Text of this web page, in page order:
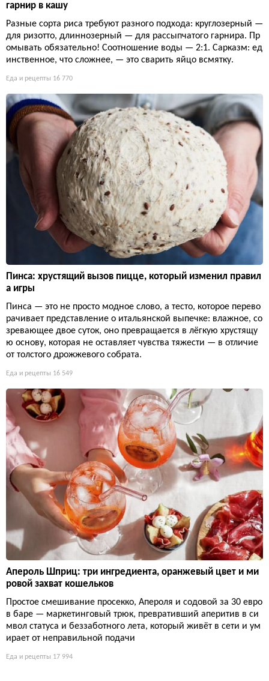
гарнир в кашу
Разные сорта риса требуют разного подхода: круглозерный —
для ризотто, длиннозерный — для рассыпчатого гарнира. Пр
омывать обязательно! Соотношение воды — 2:1. Сарказм: ед
инственное, что сложнее, — это сварить яйцо всмятку.
Еда и рецепты 16 770
Пинса: хрустящий вызов пицце, который изменил правил
а игры
Пинса — это не просто модное слово, а тесто, которое перево
рачивает представление о итальянской выпечке: влажное, со
зревающее двое суток, оно превращается в лёгкую хрустящу
ю основу, которая не оставляет чувства тяжести — в отличие
от толстого дрожжевого собрата.
Еда и рецепты 16 549
Апероль Шприц: три ингредиента, оранжевый цвет и ми
ровой захват кошельков
Простое смешивание просекко, Апероля и содовой за 30 евро
в баре — маркетинговый трюк, превративший аперитив в си
мвол статуса и беззаботного лета, который живёт в сети и ум
ирает от неправильной подачи
Еда и рецепты 17 994